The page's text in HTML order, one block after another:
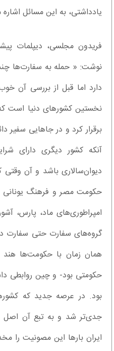
یادداشتی، به این مسائل
فریدون مجلسی، دیپلمات
نوشت: « حمله به سفارت‌ها
دارد اما قبل از بررسی آن
نخستین کشورهای دنیا است که
برقرار کرد و در جاهایی سفیر
آنکه کشور دیگری دارای
دیوان‌سالاری باشد و آن
حکومت مصر و فرهنگ یونانی
امپراطوری‌های ماد، پارس،
گروه‌های سفارت حتی سفارت
همان زمان با حکومت‌ها
حکومتی بود- و چین روابطی
بود. در عرصه جدید که
جدی‌تر شد و به تبع آن اصل
ایران بارها این مصونیت را